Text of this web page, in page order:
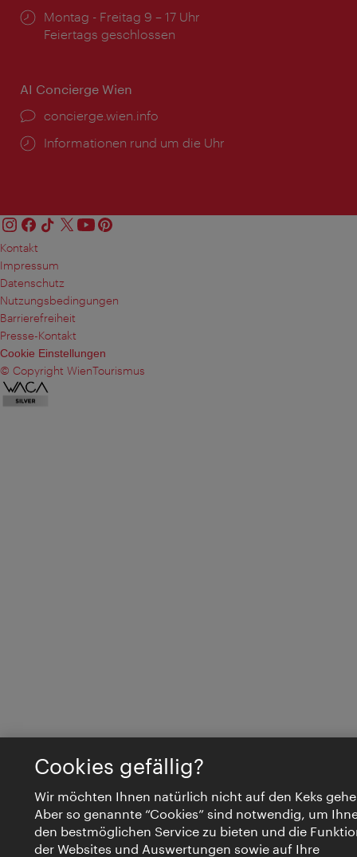
Öffnungszeiten:
Montag - Freitag 9 – 17 Uhr
Feiertags geschlossen
AI Concierge Wien
Ort:
concierge.wien.info
Öffnungszeiten:
Informationen rund um die Uhr
Kontakt
Impressum
Datenschutz
Nutzungsbedingungen
Barrierefreiheit
Presse-Kontakt
Cookie Einstellungen
© Copyright WienTourismus
Cookies gefällig?
Wir möchten Ihnen natürlich nicht auf den Keks
Aber so genannte “Cookies” sind notwendig, um
den bestmöglichen Service zu bieten und die
der Websites und Auswertungen sowie auf Ihre